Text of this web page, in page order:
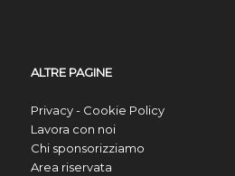
ALTRE PAGINE
Privacy - Cookie Policy
Lavora con noi
Chi sponsorizziamo
Area riservata